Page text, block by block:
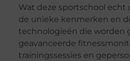
Wat deze sportschool echt
de unieke kenmerken en
technologieën die worden
geavanceerde
trainingssessies en